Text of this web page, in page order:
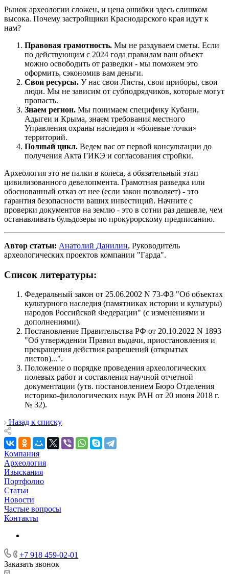
Рынок археологии сложен, и цена ошибки здесь слишком
высока. Почему застройщики Краснодарского края идут к
нам?
Правовая грамотность. Мы не раздуваем сметы. Если
по действующим с 2024 года правилам ваш объект
можно освободить от разведки - мы поможем это
оформить, сэкономив вам деньги.
Свои ресурсы. У нас свои Листы, свои приборы, свои
люди. Мы не зависим от субподрядчиков, которые могут
пропасть.
Знаем регион. Мы понимаем специфику Кубани,
Адыгеи и Крыма, знаем требования местного
Управления охраны наследия и «болевые точки»
территорий.
Полный цикл. Ведем вас от первой консультации до
получения Акта ГИКЭ и согласования стройки.
Археология это не палки в колеса, а обязательный этап
цивилизованного девелопмента. Грамотная разведка или
обоснованный отказ от нее (если закон позволяет) - это
гарантия безопасности ваших инвестиций. Начните с
проверки документов на землю - это в сотни раз дешевле, чем
останавливать бульдозеры по прокурорскому предписанию.
Автор статьи: Анатолий Данилин, Руководитель
археологических проектов компании "Гарда".
Список литературы:
Федеральный закон от 25.06.2002 N 73-ФЗ "Об объектах
культурного наследия (памятниках истории и культуры)
народов Российской Федерации" (с изменениями и
дополнениями).
Постановление Правительства РФ от 20.10.2022 N 1893
"Об утверждении Правил выдачи, приостановления и
прекращения действия разрешений (открытых
листов)...".
Положение о порядке проведения археологических
полевых работ и составления научной отчетной
документации (утв. постановлением Бюро Отделения
историко-филологических наук РАН от 20 июня 2018 г.
№ 32).
Назад к списку
Компания
Археология
Изыскания
Портфолио
Статьи
Новости
Частые вопросы
Контакты
+7 918 459-02-01
Заказать звонок